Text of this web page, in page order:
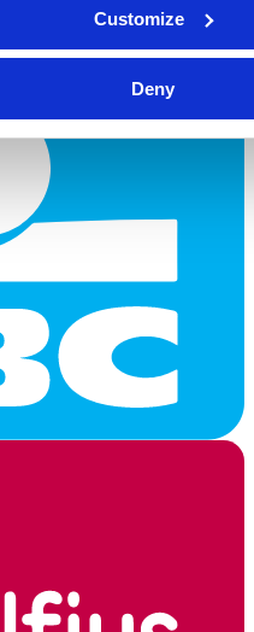
Customize
Deny